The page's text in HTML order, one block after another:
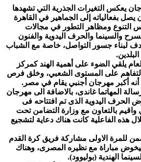
يعكس التغيرات الجذرية التي تشهدها
يصل بفعالياته إلى الجماهير في القاهرة
التنوع ومظاهر التطور في مجالات
والسينما والحرف اليدوية والفنون
لبناء جسور التواصل، خاصة مع الشباب
يلقي الضوء على أهمية الهند كمركز
على المستوى الشعبي، وخلق فرص
أنه أكبر مهرجان أجنبي يقام في مصر.
المهاتما غاندى، بالاضافة الى مهرجان
الحرف اليدوية الذى تم افتتاحه فى
واقيم بالتعاون مع وزارة التضامن تحت
هذه الفاعلية كانت هناك دعاية لتشجيع
للمرة الاولى مشاركة فريق كرة القدم
16 سنة وسيخوض مباراة مع نظيره المصرى، وهناك
الهندية (بوليوود).